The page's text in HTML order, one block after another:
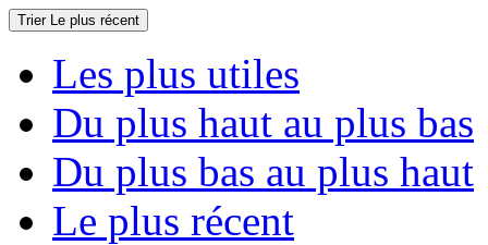
Trier Le plus récent
Les plus utiles
Du plus haut au plus bas
Du plus bas au plus haut
Le plus récent